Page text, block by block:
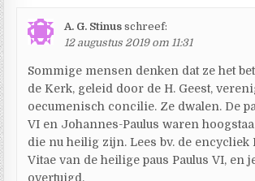
A. G. Stinus schreef:
12 augustus 2019 om 11:31
Sommige mensen denken dat ze het
de Kerk, geleid door de H. Geest,
oecumenisch concilie. Ze dwalen. De
VI en Johannes-Paulus waren
die nu heilig zijn. Lees bv. de encycliek
Vitae van de heilige paus Paulus VI, en
overtuigd.